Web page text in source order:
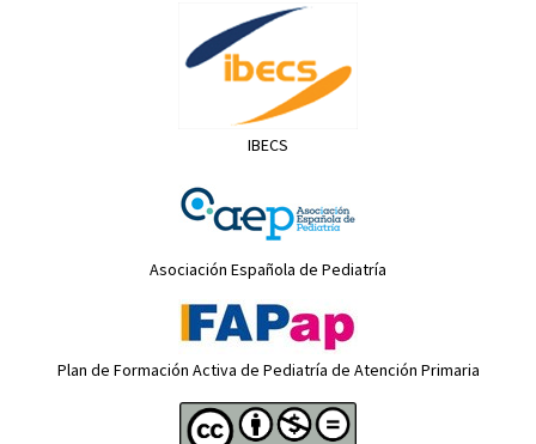
IBECS
Asociación Española de Pediatría
Plan de Formación Activa de Pediatría de Atención Primaria